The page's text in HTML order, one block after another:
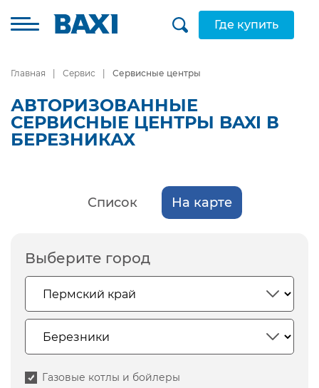
Где купить
Главная Сервис Сервисные центры
АВТОРИЗОВАННЫЕ
СЕРВИСНЫЕ ЦЕНТРЫ BAXI В
БЕРЕЗНИКАХ
Список На карте
Выберите город
Газовые котлы и бойлеры